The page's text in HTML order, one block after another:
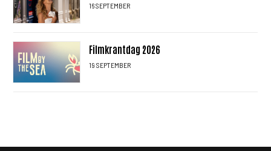
16 SEPTEMBER
Filmkrantdag 2026
19 SEPTEMBER